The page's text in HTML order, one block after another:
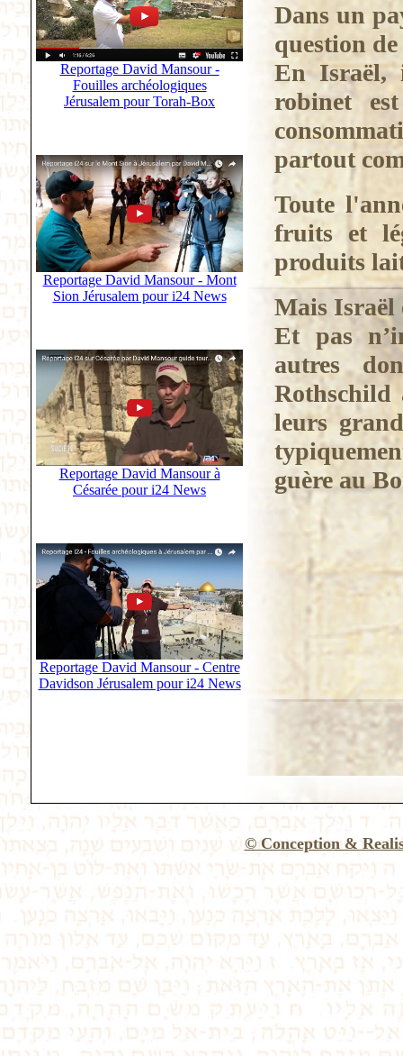
Reportage David Mansour -
Fouilles archéologiques
Jérusalem pour Torah-Box
Reportage David Mansour - Mont
Sion Jérusalem pour i24 News
Reportage David Mansour à
Césarée pour i24 News
Reportage David Mansour - Centre
Davidson Jérusalem pour i24 News
Dans un
question
En Israël,
robinet
partout
Toute
fruits et
produits
Mais Israël
Et pas
autres
Rothschild
leurs
guère au
© Conception &